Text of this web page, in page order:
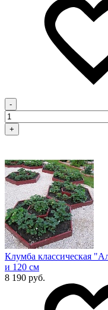
-
+
Клумба классическая
и 120 см
8 190 руб.